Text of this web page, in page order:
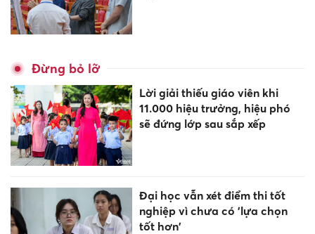
Đừng bỏ lỡ
Lời giải thiếu giáo viên khi
11.000 hiệu trưởng, hiệu phó
sẽ đứng lớp sau sắp xếp
Đại học vẫn xét điểm thi tốt
nghiệp vì chưa có 'lựa chọn
tốt hơn'